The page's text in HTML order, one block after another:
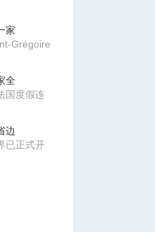
家
Grégoire
全
国度假连
边
已正式开